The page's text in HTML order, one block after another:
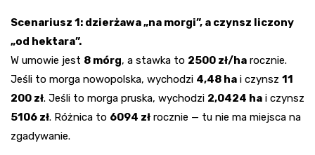
Scenariusz 1: dzierżawa „na morgi”, a czynsz liczony
„od hektara”.
W umowie jest 8 mórg, a stawka to 2500 zł/ha rocznie.
Jeśli to morga nowopolska, wychodzi 4,48 ha i czynsz 11
200 zł. Jeśli to morga pruska, wychodzi 2,0424 ha i czynsz
5106 zł. Różnica to 6094 zł rocznie — tu nie ma miejsca na
zgadywanie.